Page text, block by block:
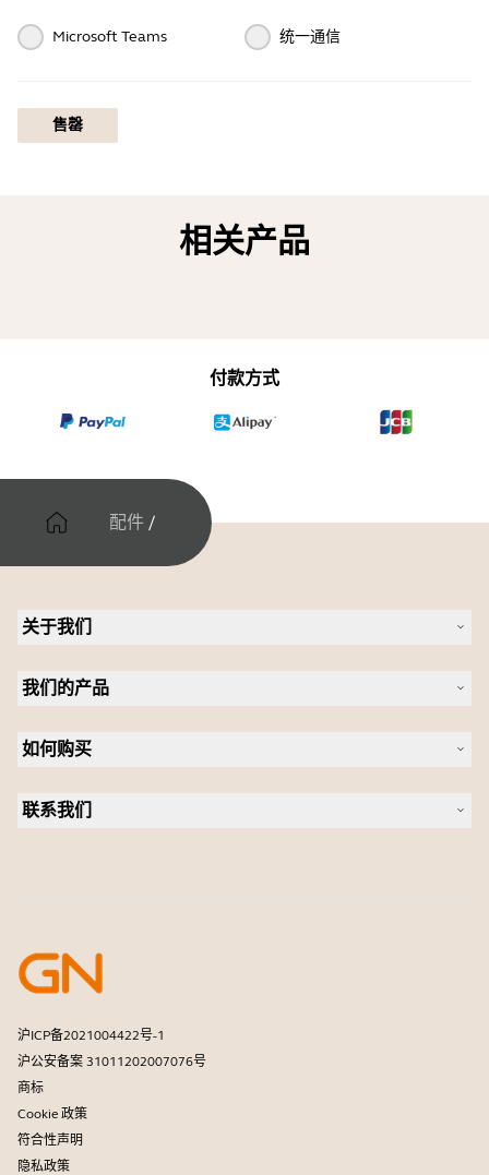
Microsoft Teams 统一通信
售罄
相关产品
付款方式
配件 /
关于我们
人才招聘
新闻稿
案例研究
我们的产品
全向麦
个人摄像头
软件
如何购买
联系我们
开发者计划
合作伙伴计划
商用产品寿命终止政策
沪ICP备2021004422号-1
沪公安备案 31011202007076号
商标
Cookie 政策
符合性声明
隐私政策